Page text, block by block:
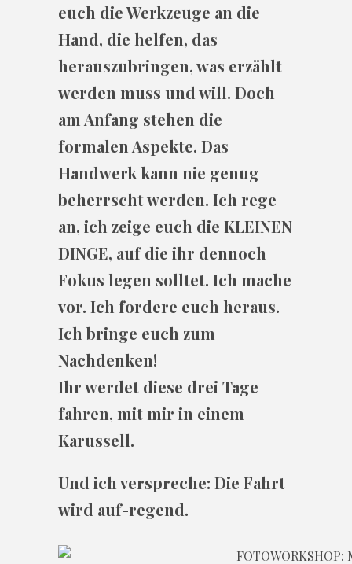
euch die Werkzeuge an die
Hand, die helfen, das
herauszubringen, was erzählt
werden muss und will. Doch
am Anfang stehen die
formalen Aspekte. Das
Handwerk kann nie genug
beherrscht werden. Ich rege
an, ich zeige euch die KLEINEN
DINGE, auf die ihr dennoch
Fokus legen solltet. Ich mache
vor. Ich fordere euch heraus.
Ich bringe euch zum
Nachdenken!
Ihr werdet diese drei Tage
fahren, mit mir in einem
Karussell.
Und ich verspreche: Die Fahrt
wird auf-regend.